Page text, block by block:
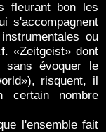
fleurant bon les
s'accompagnent
ou
«Zeitgeist» dont
sans évoquer le
risquent, il
certain nombre
l'ensemble fait